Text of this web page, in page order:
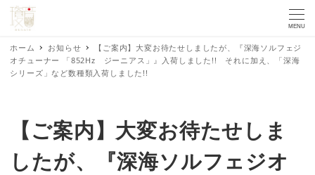
MENU
ホーム お知らせ
【ご案内】大変お待たせしましたが、『深海ソルフェジ
オチューナー 「852Hz ジーニアス」』入荷しました!! それに加え、「深海
シリーズ」など数種類入荷しました!!
【ご案内】大変お待たせしま
したが、『深海ソルフェジオ